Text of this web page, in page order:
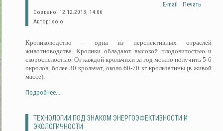
Печать
E-mail
Создано: 12.12.2013, 14:06
Автор: solo
Кролиководство – одна из перспективных отраслей
животноводства. Кролики обладают высокой плодовитостью и
скороспелостью. От каждой крольчихи за год можно получить 5-6
окролов, более 30 крольчат, около 60-70 кг крольчатины (в живой
массе).
Подробнее...
ТЕХНОЛОГИИ ПОД ЗНАКОМ ЭНЕРГОЭФЕКТИВНОСТИ И
ЭКОЛОГИЧНОСТИ